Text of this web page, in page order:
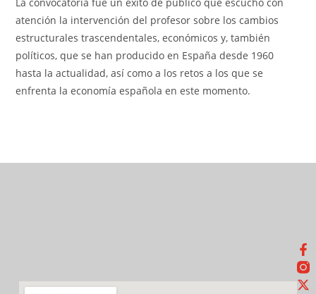
atención la intervención del profesor sobre los cambios
estructurales trascendentales, económicos y, también
políticos, que se han producido en España desde 1960
hasta la actualidad, así como a los retos a los que se
enfrenta la economía española en este momento.